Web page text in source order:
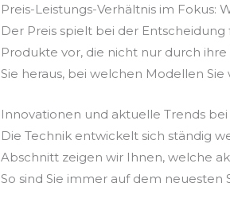
Preis-Leistungs-Verhältnis im Fokus:
Der Preis spielt bei der
Produkte vor, die nicht nur durch
Sie heraus, bei welchen Modellen
Innovationen und aktuelle Trends
Die Technik entwickelt sich ständig
Abschnitt zeigen wir Ihnen, welche
So sind Sie immer auf dem